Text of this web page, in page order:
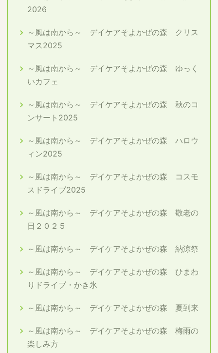
2026
～風は南から～ デイケアそよかぜの森 クリス
マス2025
～風は南から～ デイケアそよかぜの森 ゆっく
いカフェ
～風は南から～ デイケアそよかぜの森 秋のコ
ンサート2025
～風は南から～ デイケアそよかぜの森 ハロウ
ィン2025
～風は南から～ デイケアそよかぜの森 コスモ
スドライブ2025
～風は南から～ デイケアそよかぜの森 敬老の
日２０２５
～風は南から～ デイケアそよかぜの森 納涼祭
～風は南から～ デイケアそよかぜの森 ひまわ
りドライブ・かき氷
～風は南から～ デイケアそよかぜの森 夏到来
～風は南から～ デイケアそよかぜの森 梅雨の
楽しみ方